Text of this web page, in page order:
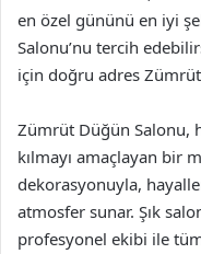
en özel gününü en iyi
Salonu’nu tercih
için doğru adres
Zümrüt Düğün Salonu,
kılmayı amaçlayan bir
dekorasyonuyla,
atmosfer sunar. Şık
profesyonel ekibi ile